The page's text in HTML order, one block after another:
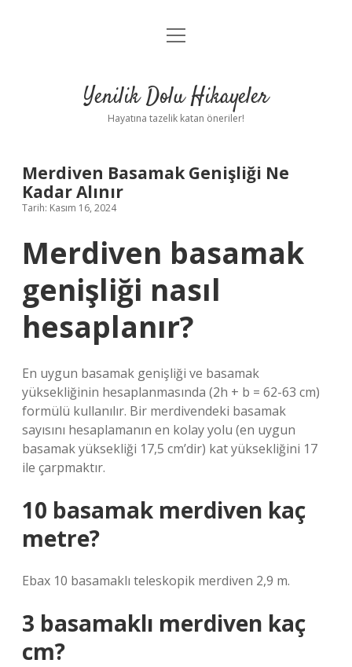
Anasayfa
Yasal Uyarı
menüyü
Yenilik Dolu Hikayeler
Hayatına tazelik katan öneriler!
Merdiven Basamak Genişliği Ne
Kadar Alınır
Tarih: Kasım 16, 2024
Merdiven basamak
genişliği nasıl
hesaplanır?
En uygun basamak genişliği ve basamak
yüksekliğinin hesaplanmasında (2h + b = 62-63 cm)
formülü kullanılır. Bir merdivendeki basamak
sayısını hesaplamanın en kolay yolu (en uygun
basamak yüksekliği 17,5 cm’dir) kat yüksekliğini 17
ile çarpmaktır.
10 basamak merdiven kaç
metre?
Ebax 10 basamaklı teleskopik merdiven 2,9 m.
3 basamaklı merdiven kaç
cm?